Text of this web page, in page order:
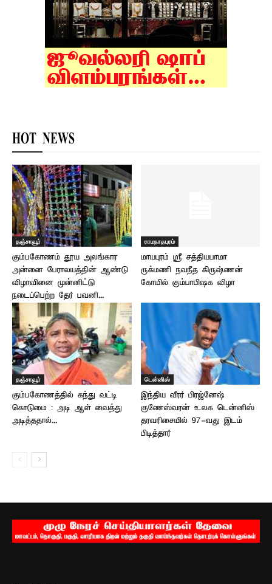
HOT NEWS
தஞ்சாவூர்
கும்பகோணம் தூய அலங்கார
அன்னை பேராலயத்தின் ஆண்டு
விழாவினை முன்னிட்டு
நடைப்பெற்ற தேர் பவனி...
ராமநாதபுரம்
மாயபுரம் ஸ்ரீ சத்தியபாமா
ருக்மணி நவநீத கிருஷ்ணன்
கோயில் கும்பாபிஷக விழா
தஞ்சாவூர்
கும்பகோணத்தில் கந்து வட்டி
கொடுமை : அடி ஆள் வைத்து
அடித்ததால்...
டென்னிஸ்
இந்திய வீரர் பிரஜ்னேஷ்
குணேஸ்வரன் உலக டென்னிஸ்
தரவரிசையில் 97-வது இடம்
பிடித்தார்